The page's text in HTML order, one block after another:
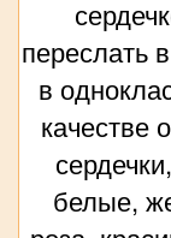
переслать
в
качестве
белые,